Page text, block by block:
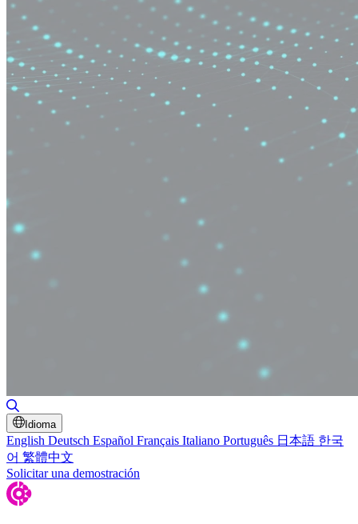
Idioma
English Deutsch Español Français Italiano Português 日本語 한국
어 繁體中文
Solicitar una demostración